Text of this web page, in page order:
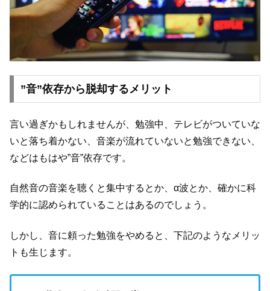
”音”依存から脱却するメリット
言い過ぎかもしれませんが、勉強中、テレビがついていな
いと落ち着かない、音楽が流れていないと勉強できない、
などはもはや”音”依存です。
自然音の音楽を聴くと集中するとか、α波とか、確かに科
学的に認められていることはあるのでしょう。
しかし、音に頼った勉強をやめると、下記のようなメリッ
トも生じます。